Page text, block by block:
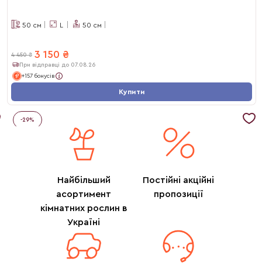
50 см L 50 см
4 450 ₴ 3 150 ₴
При відправці до 07.08.26
+157 бонусів
Купити
-29%
Найбільший
асортимент
кімнатних рослин в
Україні
Постійні акційні
пропозиції